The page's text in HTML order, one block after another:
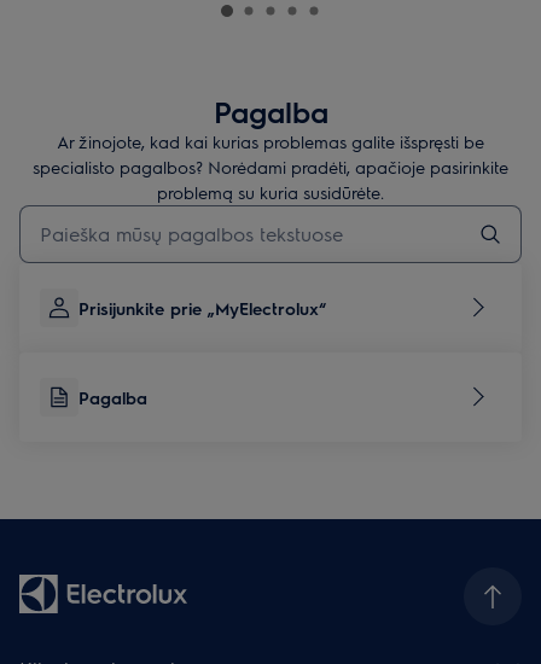
Pagalba
Ar žinojote, kad kai kurias problemas galite išspręsti be
specialisto pagalbos? Norėdami pradėti, apačioje pasirinkite
problemą su kuria susidūrėte.
Įveskite tekstą, jei norite ieškoti pagalbinių straipsnių
Prisijunkite prie „MyElectrolux“
Pagalba